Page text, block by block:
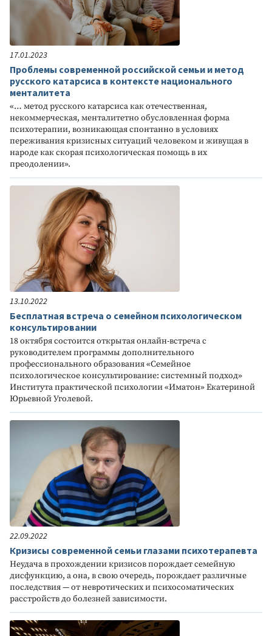
17.01.2023
Проблемы современной российской семьи и метод
русского катарсиса в контексте национального
менталитета
«… метод русского катарсиса как отечественная,
некоммерческая, менталитетно обусловленная форма
психотерапии, возникающая спонтанно в условиях
переживания кризисных ситуаций человеком и живущая в
народе как скорая психологическая помощь в их
преодолении».
13.10.2022
Бесплатная встреча о семейном психологическом
консультировании
18 октября состоится открытая онлайн-встреча с
руководителем программы дополнительного
профессионального образования «Семейное
психологическое консультирование: системный подход»
Института практической психологии «Иматон» Екатериной
Юрьевной Уголевой.
22.09.2022
Кризисы современной семьи глазами психотерапевта
Неудача в прохождении кризисов порождает семейную
дисфункцию, а она, в свою очередь, порождает различные
последствия — от невротических и психосоматических
расстройств до болезней зависимости.